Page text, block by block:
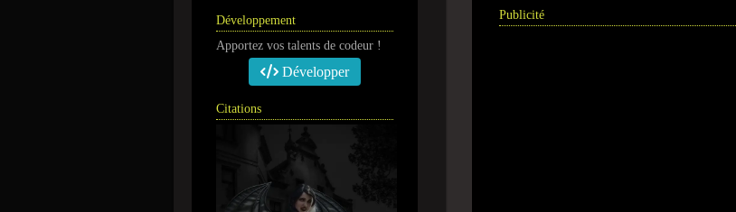
Développement
Apportez vos talents de codeur !
Développer
Citations
Publicité